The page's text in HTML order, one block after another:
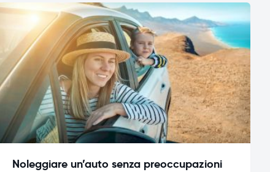
Noleggiare un’auto senza preoccupazioni